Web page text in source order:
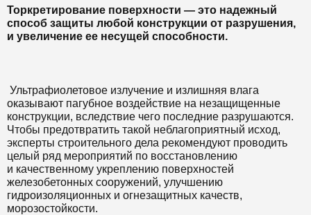
Торкретирование поверхности — это надежный
способ защиты любой конструкции от разрушения,
и увеличение ее несущей способности.
Ультрафиолетовое излучение и излишняя влага
оказывают пагубное воздействие на незащищенные
конструкции, вследствие чего последние разрушаются.
Чтобы предотвратить такой неблагоприятный исход,
эксперты строительного дела рекомендуют проводить
целый ряд мероприятий по восстановлению
и качественному укреплению поверхностей
железобетонных сооружений, улучшению
гидроизоляционных и огнезащитных качеств,
морозостойкости.